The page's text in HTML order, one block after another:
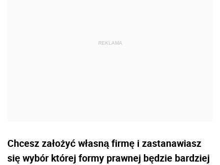
Chcesz założyć własną firmę i zastanawiasz
się wybór której formy prawnej będzie bardziej